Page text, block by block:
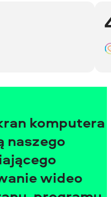
komputera
naszego
wideo